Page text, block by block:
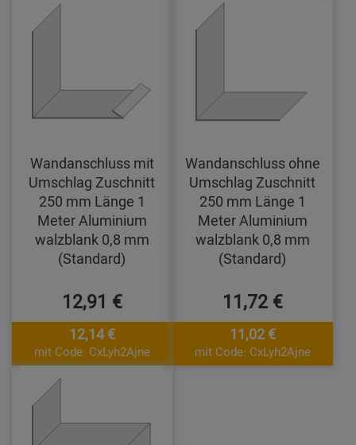
Wandanschluss mit
Umschlag Zuschnitt
250 mm Länge 1
Meter Aluminium
walzblank 0,8 mm
(Standard)
12,91 €
12,14 €
mit Code: CxLyh2Ajne
Wandanschluss ohne
Umschlag Zuschnitt
250 mm Länge 1
Meter Aluminium
walzblank 0,8 mm
(Standard)
11,72 €
11,02 €
mit Code: CxLyh2Ajne